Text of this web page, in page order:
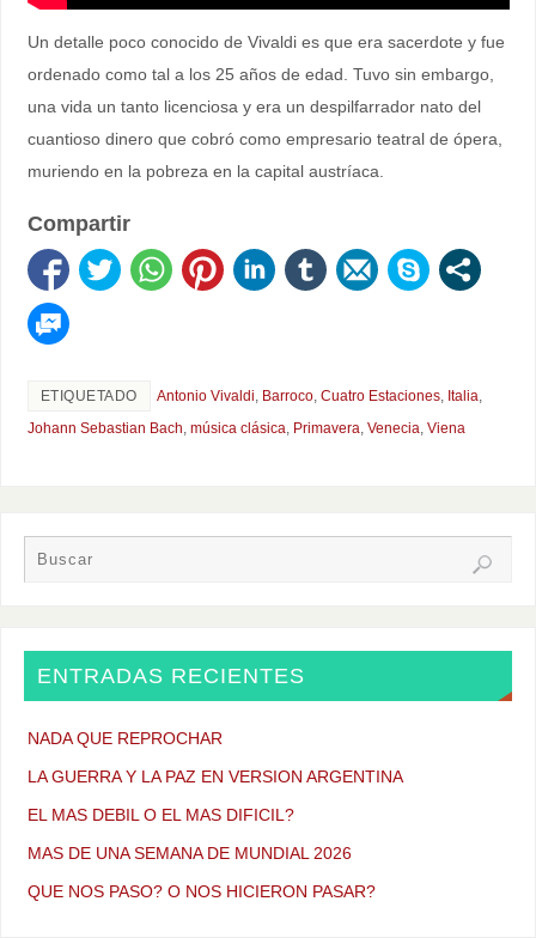
Un detalle poco conocido de Vivaldi es que era sacerdote y fue
ordenado como tal a los 25 años de edad. Tuvo sin embargo,
una vida un tanto licenciosa y era un despilfarrador nato del
cuantioso dinero que cobró como empresario teatral de ópera,
muriendo en la pobreza en la capital austríaca.
Compartir
ETIQUETADO Antonio Vivaldi, Barroco, Cuatro Estaciones, Italia,
Johann Sebastian Bach, música clásica, Primavera, Venecia, Viena
ENTRADAS RECIENTES
NADA QUE REPROCHAR
LA GUERRA Y LA PAZ EN VERSION ARGENTINA
EL MAS DEBIL O EL MAS DIFICIL?
MAS DE UNA SEMANA DE MUNDIAL 2026
QUE NOS PASO? O NOS HICIERON PASAR?